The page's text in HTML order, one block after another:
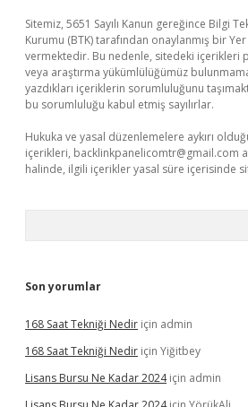
Sitemiz, 5651 Sayılı Kanun gereğince Bilgi
Kurumu (BTK) tarafından onaylanmış bir
vermektedir. Bu nedenle, sitedeki içerikleri
veya araştırma yükümlülüğümüz
yazdıkları içeriklerin sorumluluğunu
bu sorumluluğu kabul etmiş sayılırlar.
Hukuka ve yasal düzenlemelere aykırı
içerikleri, backlinkpanelicomtr@gmail.com
halinde, ilgili içerikler yasal süre içerisinde
Son yorumlar
168 Saat Tekniği Nedir için admin
168 Saat Tekniği Nedir için Yiğitbey
Lisans Bursu Ne Kadar 2024için admin